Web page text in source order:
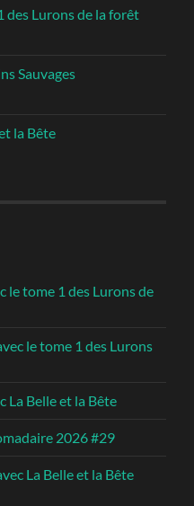
des Lurons de la forêt
Sauvages
la Bête
le tome 1 des Lurons de
le tome 1 des Lurons
La Belle et la Bête
2026 #29
La Belle et la Bête